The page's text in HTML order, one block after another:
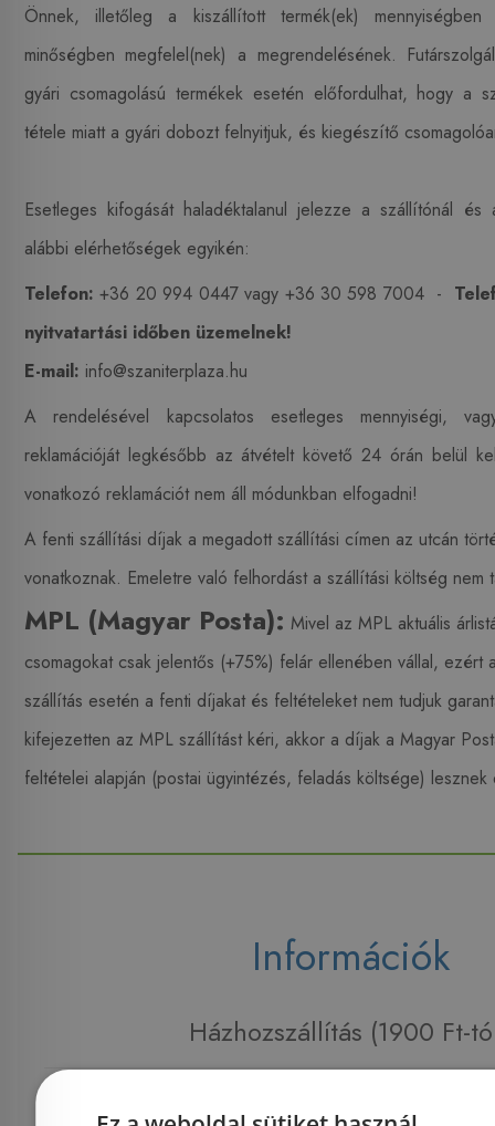
Önnek, illetőleg a kiszállított termék(ek)
minőségben megfelel(nek) a megrendelésének.
gyári csomagolású termékek esetén előfordulhat, hogy a
tétele miatt a gyári dobozt felnyitjuk, és kiegészítő
Esetleges kifogását haladéktalanul jelezze a szállítónál
alábbi elérhetőségek egyikén:
Telefon: +36 20 994 0447 vagy +36 30 598 7004 -
nyitvatartási időben üzemelnek!
E-mail: info@szaniterplaza.hu
A rendelésével kapcsolatos esetleges mennyiségi,
reklamációját legkésőbb az átvételt követő 24 órán belül
vonatkozó reklamációt nem áll módunkban elfogadni!
A fenti szállítási díjak a megadott szállítási címen az utcán
vonatkoznak. Emeletre való felhordást a szállítási költség nem
MPL (Magyar Posta): Mivel az MPL aktuális
csomagokat csak jelentős (+75%) felár ellenében vállal, ezért
szállítás esetén a fenti díjakat és feltételeket nem tudjuk
kifejezetten az MPL szállítást kéri, akkor a díjak a Magyar
feltételei alapján (postai ügyintézés, feladás költsége) lesznek
Információk
Házhozszállítás (1900 Ft-